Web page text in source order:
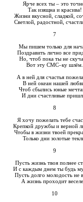
Ярче всех ты – это
Так изящна и красива!
Жизни вкусной, сладкой,
Светлой, радостной,
7
Мы пишем только для
Поздравить лично все
Но, чтоб пока ты не
Вот эту СМС–ку шлём.
А в ней для счастья
В ней океан нашей
Чтоб сбылись юные
И дни счастливые
8
Я хочу пожелать тебе
Крепкой дружбы и верной
Чтобы в жизни твоей
Только дни золотые
9
Пусть жизнь твоя полнее
И с каждым днем ты будь
Пусть долго молодость не
А жизнь проходит
10